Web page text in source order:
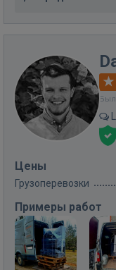
Был
Цены
Грузоперевозки
Примеры работ